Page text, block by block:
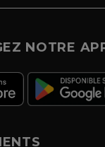
NOTRE